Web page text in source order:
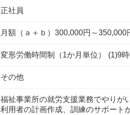
正社員
月額（ａ＋ｂ）300,000円～350,000
変形労働時間制（1か月単位） (1)9
その他
福祉事業所の就労支援業務でやりが
利用者の計画作成、訓練のサポート